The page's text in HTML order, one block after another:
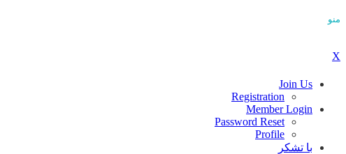
منو
X
Join Us
Registration
Member Login
Password Reset
Profile
با تشکر